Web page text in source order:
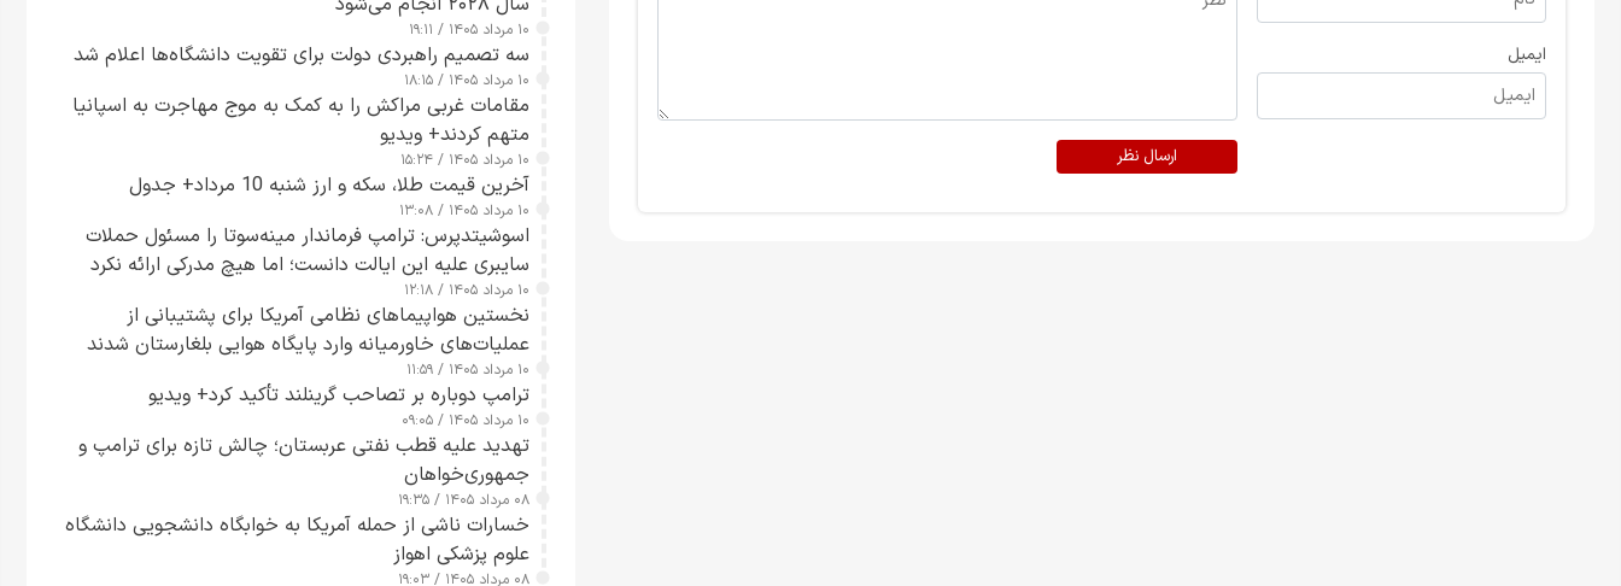
ایمیل
ارسال نظر
۱۰ مرداد ۱۴۰۵ / ۱۹:۱۱
سه تصمیم راهبردی دولت برای تقویت دانشگاه‌ها اعلام شد
۱۰ مرداد ۱۴۰۵ / ۱۸:۱۵
مقامات غربی مراکش را به کمک به موج مهاجرت به اسپانیا
متهم کردند+ ویدیو
۱۰ مرداد ۱۴۰۵ / ۱۵:۲۴
آخرین قیمت طلا، سکه و ارز شنبه 10 مرداد+ جدول
۱۰ مرداد ۱۴۰۵ / ۱۳:۰۸
اسوشیتدپرس: ترامپ فرماندار مینه‌سوتا را مسئول حملات
سایبری علیه این ایالت دانست؛ اما هیچ مدرکی ارائه نکرد
۱۰ مرداد ۱۴۰۵ / ۱۲:۱۸
نخستین هواپیماهای نظامی آمریکا برای پشتیبانی از
عملیات‌های خاورمیانه وارد پایگاه هوایی بلغارستان شدند
۱۰ مرداد ۱۴۰۵ / ۱۱:۵۹
ترامپ دوباره بر تصاحب گرینلند تأکید کرد+ ویدیو
۱۰ مرداد ۱۴۰۵ / ۰۹:۰۵
تهدید علیه قطب نفتی عربستان؛ چالش تازه برای ترامپ و
جمهوری‌خواهان
۰۸ مرداد ۱۴۰۵ / ۱۹:۳۵
خسارات ناشی از حمله آمریکا به خوابگاه دانشجویی دانشگاه
علوم پزشکی اهواز
۰۸ مرداد ۱۴۰۵ / ۱۹:۰۳